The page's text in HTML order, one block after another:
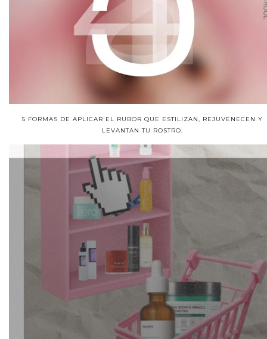
5 FORMAS DE APLICAR EL RUBOR QUE ESTILIZAN, REJUVENECEN Y
LEVANTAN TU ROSTRO.